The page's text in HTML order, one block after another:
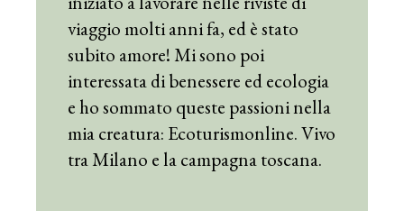
viaggio molti anni fa, ed è stato
subito amore! Mi sono poi
interessata di benessere ed ecologia
e ho sommato queste passioni nella
mia creatura: Ecoturismonline. Vivo
tra Milano e la campagna toscana.